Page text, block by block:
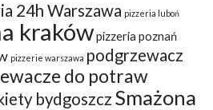
24h Warszawa pizzeria luboń
krakówpizzeria poznań
pizzerie warszawa podgrzewacz
do potraw
bydgoszcz Smażona